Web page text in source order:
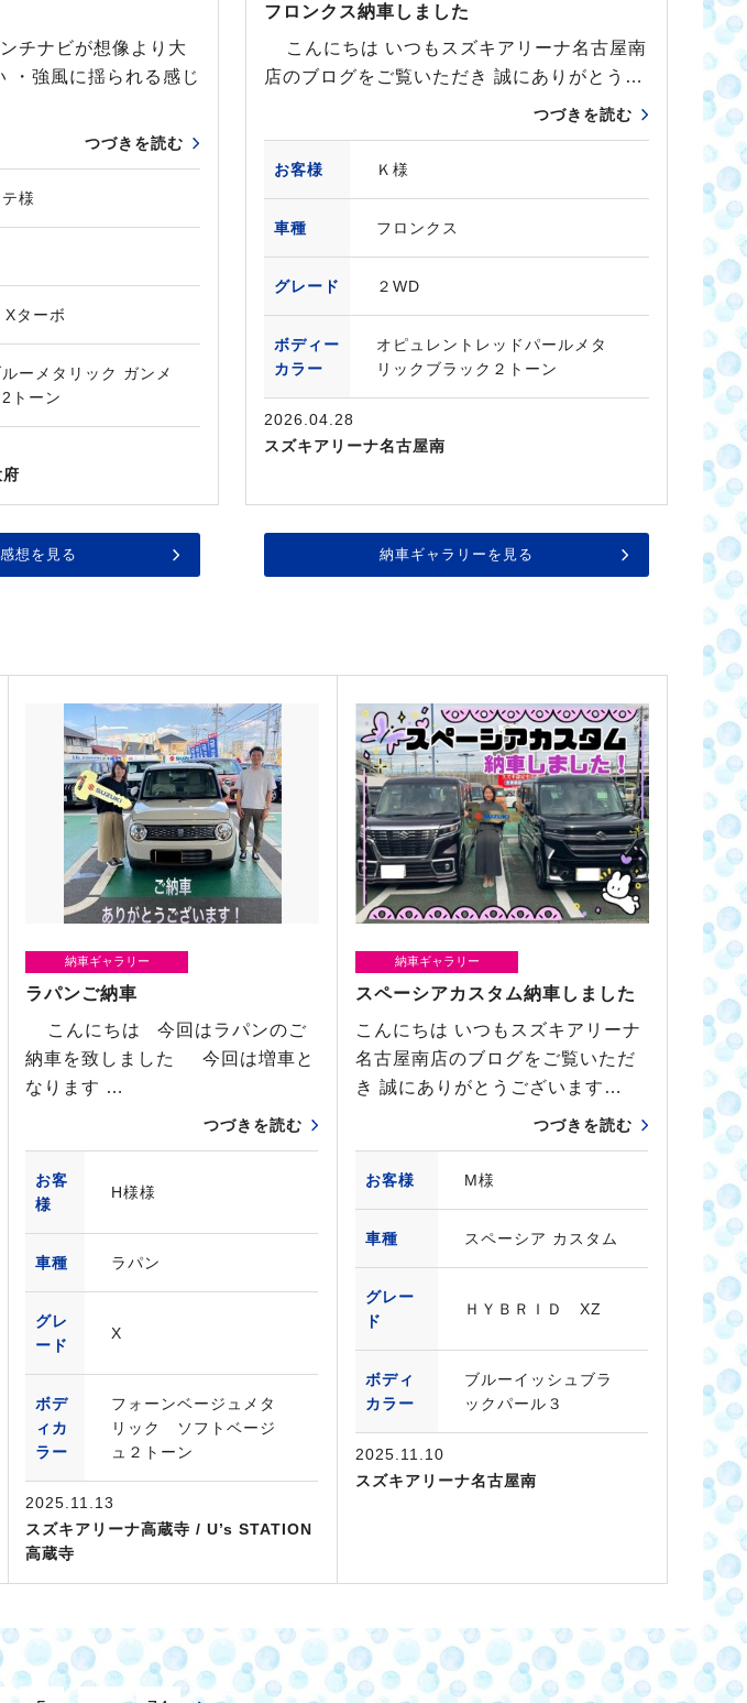
チナビが想像より大
・強風に揺られる感じ
つづきを読む
様
ターボ
ーメタリック ガンメ
トーン
想を見る
フロンクス納車しました
こんにちは いつもスズキアリーナ名古屋南
店のブログをご覧いただき 誠にありがとう…
つづきを読む
お客様 Ｋ様
車種 フロンクス
グレード ２WD
ボディー
カラー
オピュレントレッドパールメタ
リックブラック２トーン
2026.04.28
スズキアリーナ名古屋南
納車ギャラリーを見る
納車ギャラリー
ラパンご納車
こんにちは 今回はラパンのご
納車を致しました 今回は増車と
なります …
つづきを読む
お客
様
H様様
車種 ラパン
グレ
ード
X
ボデ
ィカ
ラー
フォーンベージュメタ
リック ソフトベージ
ュ２トーン
2025.11.13
スズキアリーナ高蔵寺 / U’s STATION
高蔵寺
納車ギャラリー
スペーシアカスタム納車しました
こんにちは いつもスズキアリーナ
名古屋南店のブログをご覧いただ
き 誠にありがとうございます…
つづきを読む
お客様 M様
車種 スペーシア カスタム
グレー
ド
ＨＹＢＲＩＤ XZ
ボディ
カラー
ブルーイッシュブラ
ックパール３
2025.11.10
スズキアリーナ名古屋南